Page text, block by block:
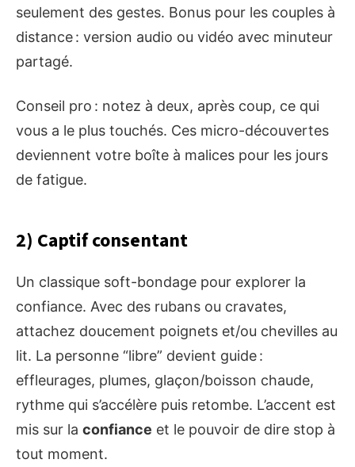
seulement des gestes. Bonus pour les couples à
distance : version audio ou vidéo avec minuteur
partagé.
Conseil pro : notez à deux, après coup, ce qui
vous a le plus touchés. Ces micro-découvertes
deviennent votre boîte à malices pour les jours
de fatigue.
2) Captif consentant
Un classique soft-bondage pour explorer la
confiance. Avec des rubans ou cravates,
attachez doucement poignets et/ou chevilles au
lit. La personne “libre” devient guide :
effleurages, plumes, glaçon/boisson chaude,
rythme qui s’accélère puis retombe. L’accent est
mis sur la confiance et le pouvoir de dire stop à
tout moment.